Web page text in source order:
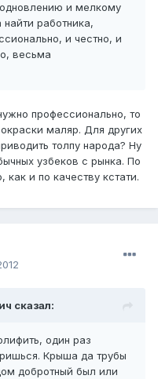
и мелкому
работника,
и честно, и
весьма
профессионально, то
маляр. Для других
толпу народа? Ну
узбеков с рынка. По
и по качеству кстати.
сказал:
один раз
Крыша да трубы
добротный был или